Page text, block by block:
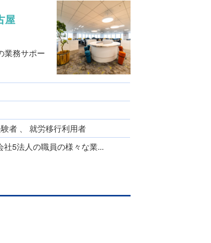
屋
業務サポー
者 、 就労移行利用者
5法⼈の職員の様々な業...